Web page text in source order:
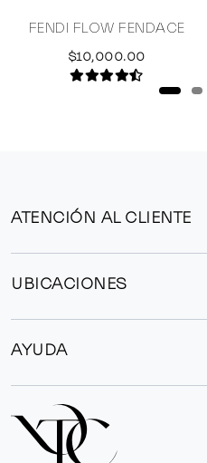
FENDI FLOW FENDACE
$10,000.00
ATENCIÓN AL CLIENTE
UBICACIONES
AYUDA